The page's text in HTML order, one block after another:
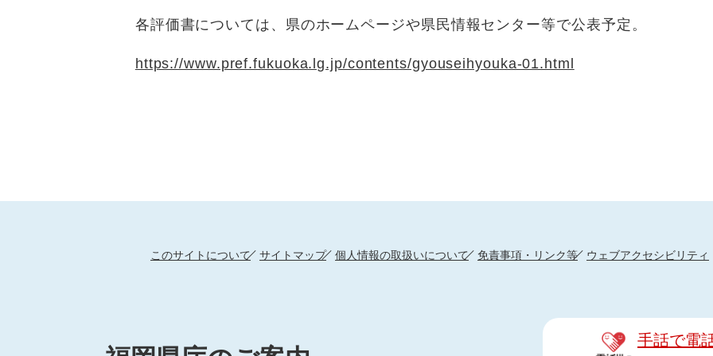
各評価書については、県のホームページや県民情報センター等で公表予定。
https://www.pref.fukuoka.lg.jp/contents/gyouseihyouka-01.html
このサイトについて サイトマップ 個人情報の取扱いについて 免責事項・リンク等 ウェブアクセシビリティ
手話で電